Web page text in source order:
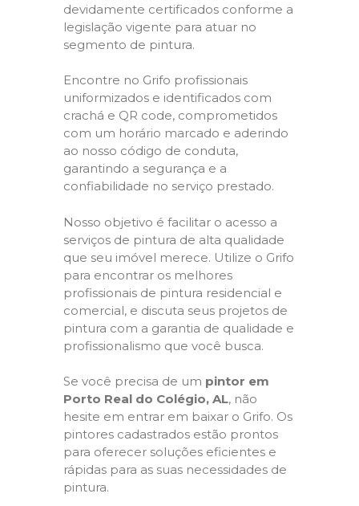
devidamente certificados conforme a
legislação vigente para atuar no
segmento de pintura.
Encontre no Grifo profissionais
uniformizados e identificados com
crachá e QR code, comprometidos
com um horário marcado e aderindo
ao nosso código de conduta,
garantindo a segurança e a
confiabilidade no serviço prestado.
Nosso objetivo é facilitar o acesso a
serviços de pintura de alta qualidade
que seu imóvel merece. Utilize o Grifo
para encontrar os melhores
profissionais de pintura residencial e
comercial, e discuta seus projetos de
pintura com a garantia de qualidade e
profissionalismo que você busca.
Se você precisa de um pintor em
Porto Real do Colégio, AL, não
hesite em entrar em baixar o Grifo. Os
pintores cadastrados estão prontos
para oferecer soluções eficientes e
rápidas para as suas necessidades de
pintura.